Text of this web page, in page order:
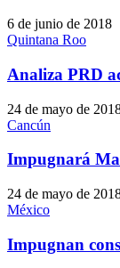
6 de junio de 2018
Quintana Roo
Analiza PRD
24 de mayo de
Cancún
Impugnará
24 de mayo de
México
Impugnan